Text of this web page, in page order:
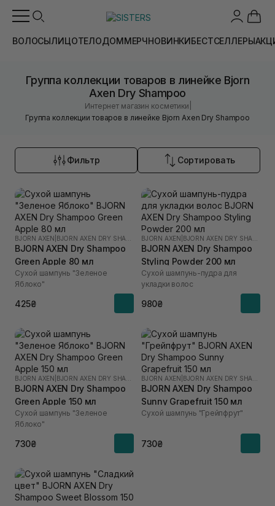
ВОЛОСЫЛИЦОТЕЛОДОММЕРЧНОВИНКИБЕСТСЕЛЛЕРЫ
Группа коллекции товаров в линейке Bjorn
Axen Dry Shampoo
Интернет магазин косметики
Группа коллекции товаров в линейке Bjorn Axen Dry Shampoo
Фильтр Сортировать
BJORN AXEN
BJORN AXEN Dry Shampoo
Green Apple 80 мл
Сухой шампунь "Зеленое
Яблоко"
425₴
BJORN AXEN
BJORN AXEN Dry Shampoo
Styling Powder 200 мл
Сухой шампунь-пудра для
укладки волос
980₴
BJORN AXEN
BJORN AXEN Dry Shampoo
Green Apple 150 мл
Сухой шампунь "Зеленое
Яблоко"
730₴
BJORN AXEN
BJORN AXEN Dry Shampoo
Sunny Grapefruit 150 мл
Сухой шампунь "Грейпфрут"
730₴